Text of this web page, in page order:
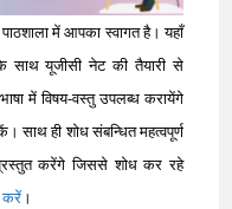
में आपका स्वागत है। यहाँ
यूजीसी नेट की तैयारी से
में विषय-वस्तु उपलब्ध करायेंगे
साथ ही शोध संबन्धित महत्वपूर्ण
करेंगे जिससे शोध कर रहे
करें ।